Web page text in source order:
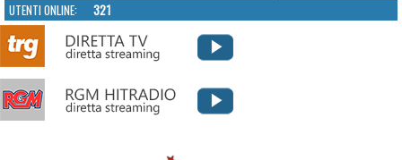
UTENTI ONLINE: 321